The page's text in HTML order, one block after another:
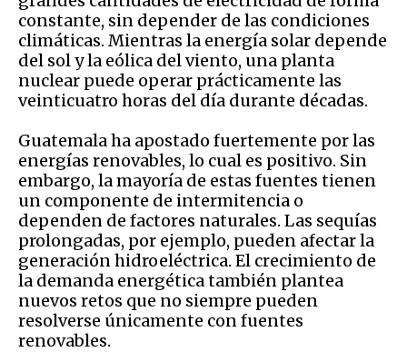
constante, sin depender de las condiciones
climáticas. Mientras la energía solar depende
del sol y la eólica del viento, una planta
nuclear puede operar prácticamente las
veinticuatro horas del día durante décadas.
Guatemala ha apostado fuertemente por las
energías renovables, lo cual es positivo. Sin
embargo, la mayoría de estas fuentes tienen
un componente de intermitencia o
dependen de factores naturales. Las sequías
prolongadas, por ejemplo, pueden afectar la
generación hidroeléctrica. El crecimiento de
la demanda energética también plantea
nuevos retos que no siempre pueden
resolverse únicamente con fuentes
renovables.